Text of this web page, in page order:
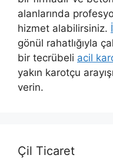
alanlarında
hizmet alabilirsiniz.
gönül rahatlığıyla
bir tecrübeli acil
yakın karotçu
verin.
Çil Ticaret